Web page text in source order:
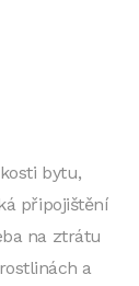
bytu,
připojištění
na ztrátu
a